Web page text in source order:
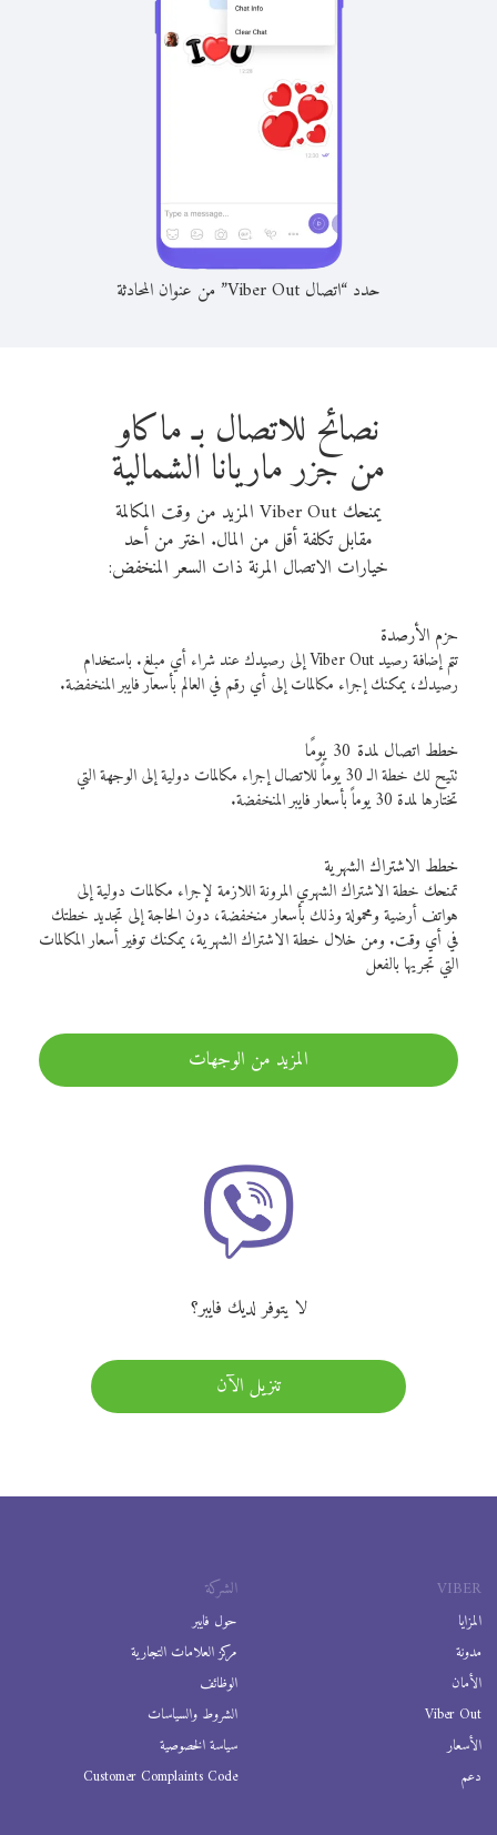
حدد “اتصال Viber Out” من عنوان المحادثة
نصائح للاتصال بـ ماكاو
من جزر ماريانا الشمالية
يمنحك Viber Out المزيد من وقت المكالمة
مقابل تكلفة أقل من المال. اختر من أحد
خيارات الاتصال المرنة ذات السعر المنخفض:
حزم الأرصدة
تتم إضافة رصيد Viber Out إلى رصيدك عند شراء أي مبلغ. باستخدام
رصيدك، يمكنك إجراء مكالمات إلى أي رقم في العالم بأسعار فايبر المنخفضة.
خطط اتصال لمدة 30 يومًا
تتيح لك خطة الـ 30 يوماً للاتصال إجراء مكالمات دولية إلى الوجهة التي
تختارها لمدة 30 يوماً بأسعار فايبر المنخفضة.
خطط الاشتراك الشهرية
تمنحك خطة الاشتراك الشهري المرونة اللازمة لإجراء مكالمات دولية إلى
هواتف أرضية ومحمولة وذلك بأسعار منخفضة، دون الحاجة إلى تجديد خطتك
في أي وقت. ومن خلال خطة الاشتراك الشهرية، يمكنك توفير أسعار المكالمات
التي تجريها بالفعل
المزيد من الوجهات
لا يتوفر لديك فايبر؟
تنزيل الآن
VIBER
المزايا
مدونة
الأمان
Viber Out
الأسعار
دعم
الشركة
حول فايبر
مركز العلامات التجارية
الوظائف
الشروط والسياسات
سياسة الخصوصية
Customer Complaints Code